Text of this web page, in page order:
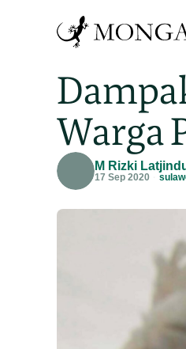
Warga
M Rizki
17 Sep 2020